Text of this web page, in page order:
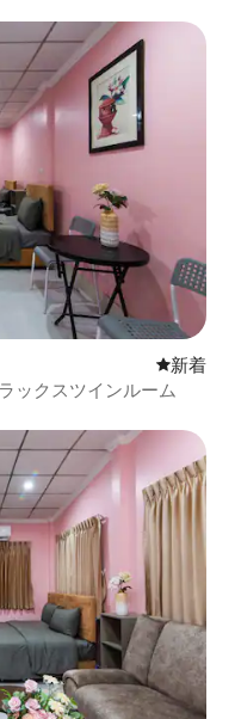
新しい宿
新着
ックスツインルーム